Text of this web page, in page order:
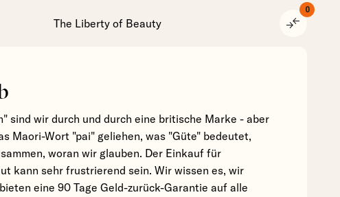
The Liberty of Beauty compare_arrows
0
sind wir durch und durch eine britische Marke - aber
Maori-Wort "pai" geliehen, was "Güte" bedeutet,
woran wir glauben. Der Einkauf für
kann sehr frustrierend sein. Wir wissen es, wir
eine 90 Tage Geld-zurück-Garantie auf alle